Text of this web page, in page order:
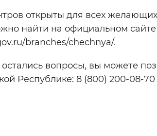
открыты для всех
найти на официальном
branches/chechnya/.
остались вопросы, вы можете
Республике: 8 (800) 200-08-